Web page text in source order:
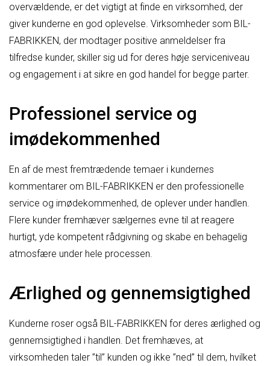
overvældende, er det vigtigt at finde en virksomhed, der
giver kunderne en god oplevelse. Virksomheder som BIL-
FABRIKKEN, der modtager positive anmeldelser fra
tilfredse kunder, skiller sig ud for deres høje serviceniveau
og engagement i at sikre en god handel for begge parter.
Professionel service og
imødekommenhed
En af de mest fremtrædende temaer i kundernes
kommentarer om BIL-FABRIKKEN er den professionelle
service og imødekommenhed, de oplever under handlen.
Flere kunder fremhæver sælgernes evne til at reagere
hurtigt, yde kompetent rådgivning og skabe en behagelig
atmosfære under hele processen.
Ærlighed og gennemsigtighed
Kunderne roser også BIL-FABRIKKEN for deres ærlighed og
gennemsigtighed i handlen. Det fremhæves, at
virksomheden taler ”til” kunden og ikke ”ned” til dem, hvilket